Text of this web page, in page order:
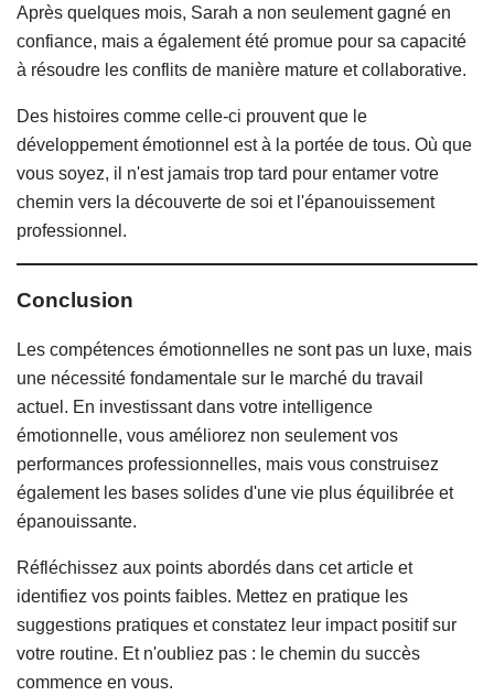
Après quelques mois, Sarah a non seulement gagné en
confiance, mais a également été promue pour sa capacité
à résoudre les conflits de manière mature et collaborative.
Des histoires comme celle-ci prouvent que le
développement émotionnel est à la portée de tous. Où que
vous soyez, il n'est jamais trop tard pour entamer votre
chemin vers la découverte de soi et l'épanouissement
professionnel.
Conclusion
Les compétences émotionnelles ne sont pas un luxe, mais
une nécessité fondamentale sur le marché du travail
actuel. En investissant dans votre intelligence
émotionnelle, vous améliorez non seulement vos
performances professionnelles, mais vous construisez
également les bases solides d'une vie plus équilibrée et
épanouissante.
Réfléchissez aux points abordés dans cet article et
identifiez vos points faibles. Mettez en pratique les
suggestions pratiques et constatez leur impact positif sur
votre routine. Et n'oubliez pas : le chemin du succès
commence en vous.